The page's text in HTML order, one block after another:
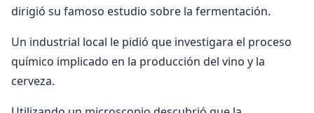
dirigió su famoso estudio sobre la fermentación.
Un industrial local le pidió que investigara el proceso
químico implicado en la producción del vino y la
cerveza.